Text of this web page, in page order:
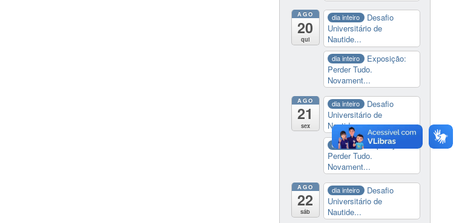
AGO
20
qui
dia inteiro
Desafio
Universitário de
Nautide...
dia inteiro
Exposição:
Perder Tudo.
Novament...
AGO
21
sex
dia inteiro
Desafio
Universitário de
Nautide...
dia inteiro
Exposição:
Perder Tudo.
Novament...
AGO
22
sáb
dia inteiro
Desafio
Universitário de
Nautide...